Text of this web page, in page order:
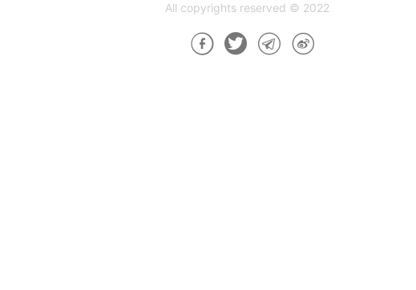
All copyrights reserved © 2022